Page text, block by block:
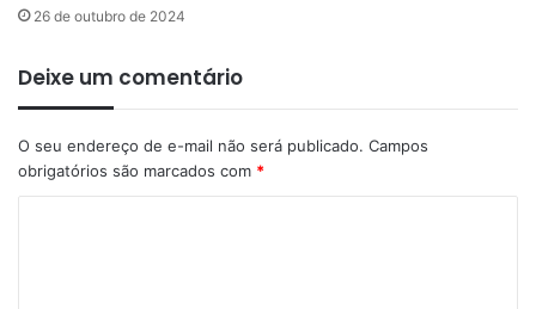
26 de outubro de 2024
Deixe um comentário
O seu endereço de e-mail não será publicado. Campos
obrigatórios são marcados com *